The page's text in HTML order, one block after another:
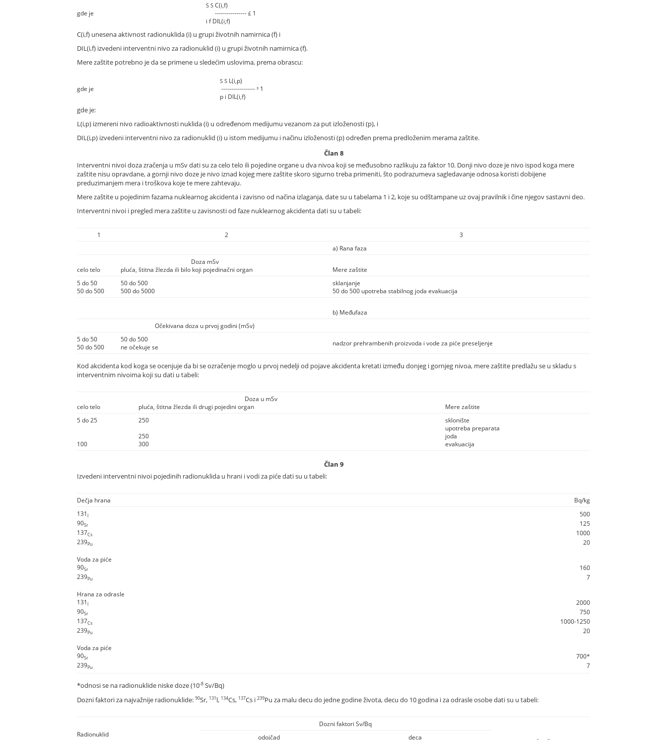
S S C(i,f)
gde je
---------------- £ 1
i f DIL(i,f)
C(i,f) unesena aktivnost radionuklida (i) u grupi životnih namirnica (f) i
DIL(i,f) izvedeni interventni nivo za radionuklid (i) u grupi životnih namirnica (f).
Mere zaštite potrebno je da se primene u sledećim uslovima, prema obrascu:
S S L(i,p)
gde je
----------------- ³ 1
p i DIL(i,f)
gde je:
L(i,p) izmereni nivo radioaktivnosti nuklida (i) u određenom medijumu vezanom za put izloženosti (p), i
DIL(i,p) izvedeni interventni nivo za radionuklid (i) u istom medijumu i načinu izloženosti (p) određen prema predloženim merama zaštite.
Član 8
Interventni nivoi doza zračenja u mSv dati su za celo telo ili pojedine organe u dva nivoa koji se međusobno razlikuju za faktor 10. Donji nivo doze je nivo ispod koga mere
zaštite nisu opravdane, a gornji nivo doze je nivo iznad kojeg mere zaštite skoro sigurno treba primeniti, što podrazumeva sagledavanje odnosa koristi dobijene
preduzimanjem mera i troškova koje te mere zahtevaju.
Mere zaštite u pojedinim fazama nuklearnog akcidenta i zavisno od načina izlaganja, date su u tabelama 1 i 2, koje su odštampane uz ovaj pravilnik i čine njegov sastavni deo.
Interventni nivoi i pregled mera zaštite u zavisnosti od faze nuklearnog akcidenta dati su u tabeli:
1 2
3
a) Rana faza
Doza mSv
celo telo
pluća, štitna žlezda ili bilo koji pojedinačni organ
Mere zaštite
5 do 50
50 do 500
sklanjanje
50 do 500
500 do 5000 50 do 500 upotreba stabilnog joda evakuacija
b) Međufaza
Očekivana doza u prvoj godini (mSv)
5 do 50
50 do 500 nadzor prehrambenih proizvoda i vode za piće preseljenje
50 do 500 ne očekuje se
Kod akcidenta kod koga se ocenjuje da bi se ozračenje moglo u prvoj nedelji od pojave akcidenta kretati između donjeg i gornjeg nivoa, mere zaštite predlažu se u skladu s
interventnim nivoima koji su dati u tabeli:
Doza u mSv
celo telo
pluća, štitna žlezda ili drugi pojedini organ
Mere zaštite
5 do 25
250
sklonište
upotreba preparata
250
joda
100
300 evakuacija
Član 9
Izvedeni interventni nivoi pojedinih radionuklida u hrani i vodi za piće dati su u tabeli:
Dečja hrana
Bq/kg
131l
500
90Sr
125
137Cs
1000
239Pu 20
Voda za piće
90Sr
160
239Pu 7
Hrana za odrasle
131l
2000
90Sr
750
137Cs
1000-1250
239Pu 20
Voda za piće
90Sr
700*
239Pu 7
*odnosi se na radionuklide niske doze (10-8 Sv/Bq)
Dozni faktori za najvažnije radionuklide: 90Sr, 131l, 134Cs, 137Cs i 239Pu za malu decu do jedne godine života, decu do 10 godina i za odrasle osobe dati su u tabeli:
Radionuklid
Dozni faktori Sv/Bq
odojčad
deca